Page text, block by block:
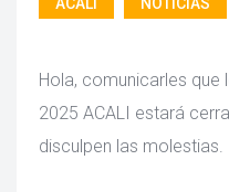
Hola, comunicarles
2025 ACALI estará
disculpen las molestias.